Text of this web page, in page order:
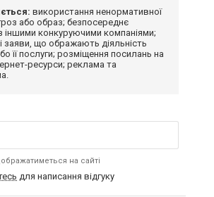
використання ненормативної
або образ; безпосереднє
іншими конкуруючими компаніями;
заяви, що ображають діяльність
її послуги; розміщення посилань на
ресурси; реклама та
на сайті
для написання відгуку